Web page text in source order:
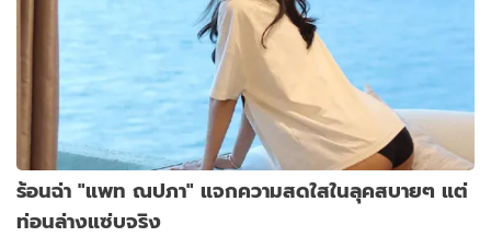
ร้อนฉ่า "แพท ณปภา" แจกความสดใสในลุคสบายๆ แต่
ท่อนล่างแซ่บจริง